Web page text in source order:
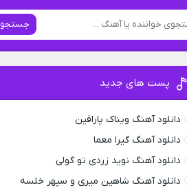
جستجو
پست های جدید
دانلود آهنگ ویناک پارافین
دانلود آهنگ گیرا معما
دانلود آهنگ نوید زردی تو گولی
دانلود آهنگ شاهین میری و سپهر خلسه